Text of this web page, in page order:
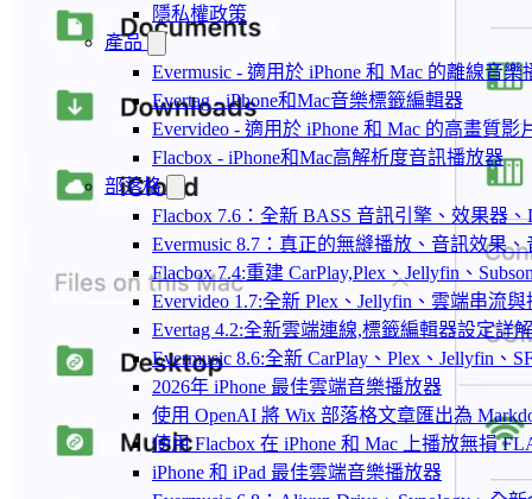
隱私權政策
產品
Evermusic - 適用於 iPhone 和 Mac 的離線音樂
Evertag - iPhone和Mac音樂標籤編輯器
Evervideo - 適用於 iPhone 和 Mac 的高畫質影
Flacbox - iPhone和Mac高解析度音訊播放器
部落格
Flacbox 7.6：全新 BASS 音訊引擎、效果器
Evermusic 8.7：真正的無縫播放、音訊效果
Flacbox 7.4:重建 CarPlay,Plex、Jellyfin、
Evervideo 1.7:全新 Plex、Jellyfin、雲端串流
Evertag 4.2:全新雲端連線,標籤編輯器設定詳解
Evermusic 8.6:全新 CarPlay、Plex、Jellyfin、
2026年 iPhone 最佳雲端音樂播放器
使用 OpenAI 將 Wix 部落格文章匯出為
使用 Flacbox 在 iPhone 和 Mac 上播放無損
iPhone 和 iPad 最佳雲端音樂播放器